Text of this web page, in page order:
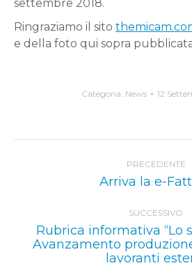
settembre 2018.
Ringraziamo il sito
e della foto qui sopra
Categoria: News 12
PRECEDENTE
Post
Arriva la e-
SUCCESSIVO
post:
Rubrica informativa “Lo
Avanzamento
lavoranti